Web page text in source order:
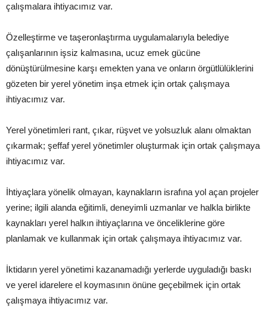
çalışmalara ihtiyacımız var.
Özelleştirme ve taşeronlaştırma uygulamalarıyla belediye
çalışanlarının işsiz kalmasına, ucuz emek gücüne
dönüştürülmesine karşı emekten yana ve onların örgütlülüklerini
gözeten bir yerel yönetim inşa etmek için ortak çalışmaya
ihtiyacımız var.
Yerel yönetimleri rant, çıkar, rüşvet ve yolsuzluk alanı olmaktan
çıkarmak; şeffaf yerel yönetimler oluşturmak için ortak çalışmaya
ihtiyacımız var.
İhtiyaçlara yönelik olmayan, kaynakların israfına yol açan projeler
yerine; ilgili alanda eğitimli, deneyimli uzmanlar ve halkla birlikte
kaynakları yerel halkın ihtiyaçlarına ve önceliklerine göre
planlamak ve kullanmak için ortak çalışmaya ihtiyacımız var.
İktidarın yerel yönetimi kazanamadığı yerlerde uyguladığı baskı
ve yerel idarelere el koymasının önüne geçebilmek için ortak
çalışmaya ihtiyacımız var.